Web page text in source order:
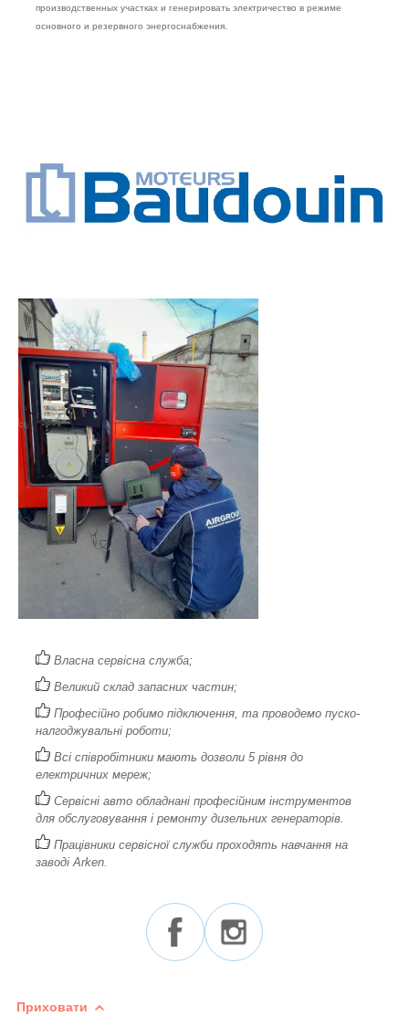
производственных участках и генерировать электричество в режиме
основного и резервного энергоснабжения.
Власна сервісна служба;
Великий склад запасних частин;
Професійно робимо підключення, та проводемо пуско-
налгоджувальні роботи;
Всі співробітники мають дозволи 5 рівня до
електричних мереж;
Сервісні авто обладнані професійним інструментов
для обслуговування і ремонту дизельних генераторів.
Працівники сервісної служби проходять навчання на
заводі Arken.
Приховати